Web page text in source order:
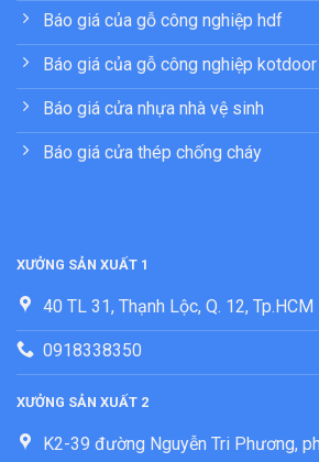
Báo giá của gỗ công nghiệp hdf
Báo giá của gỗ công nghiệp kotdoor
Báo giá cửa nhựa nhà vệ sinh
Báo giá cửa thép chống cháy
XƯỞNG SẢN XUẤT 1
40 TL 31, Thạnh Lộc, Q. 12, Tp.HCM
0918338350
XƯỞNG SẢN XUẤT 2
K2-39 đường Nguyễn Tri Phương,